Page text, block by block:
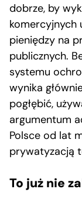
dobrze, by
komercyjnych
pieniędzy na
publicznych.
systemu
wynika
pogłębić,
argumentum
Polsce od lat
prywatyzacją
To już nie